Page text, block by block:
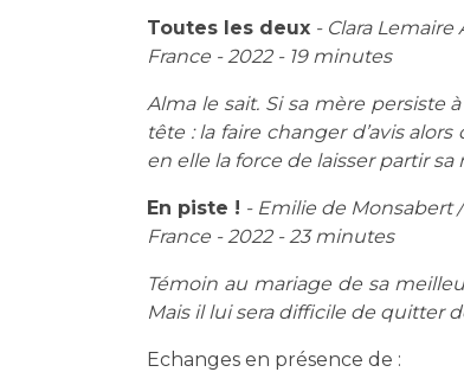
Toutes les deux - Clara Lemaire
France - 2022 - 19 minutes
Alma le sait. Si sa mère persiste
tête : la faire changer d’avis
en elle la force de laisser partir sa
En piste ! - Emilie de Monsabert
France - 2022 - 23 minutes
Témoin au mariage de sa
Mais il lui sera difficile de quitter
Echanges en présence de :